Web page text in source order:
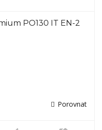
PO130 IT EN-2
Porovnat